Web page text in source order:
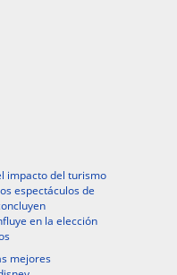
impacto del turismo
espectáculos de
en la elección
mejores